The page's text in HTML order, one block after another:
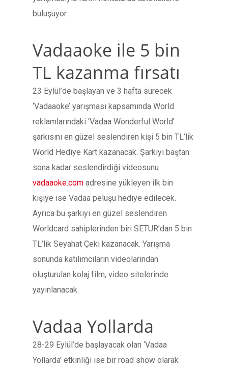
buluşuyor.
Vadaaoke ile 5 bin
TL kazanma fırsatı
23 Eylül’de başlayan ve 3 hafta sürecek
‘Vadaaoke’ yarışması kapsamında World
reklamlarındaki ‘Vadaa Wonderful World’
şarkısını en güzel seslendiren kişi 5 bin TL’lik
World Hediye Kart kazanacak. Şarkıyı baştan
sona kadar seslendirdiği videosunu
vadaaoke.com adresine yükleyen ilk bin
kişiye ise Vadaa peluşu hediye edilecek.
Ayrıca bu şarkıyı en güzel seslendiren
Worldcard sahiplerinden biri SETUR’dan 5 bin
TL’lik Seyahat Çeki kazanacak. Yarışma
sonunda katılımcıların videolarından
oluşturulan kolaj film, video sitelerinde
yayınlanacak.
Vadaa Yollarda
28-29 Eylül’de başlayacak olan ‘Vadaa
Yollarda’ etkinliği ise bir road show olarak